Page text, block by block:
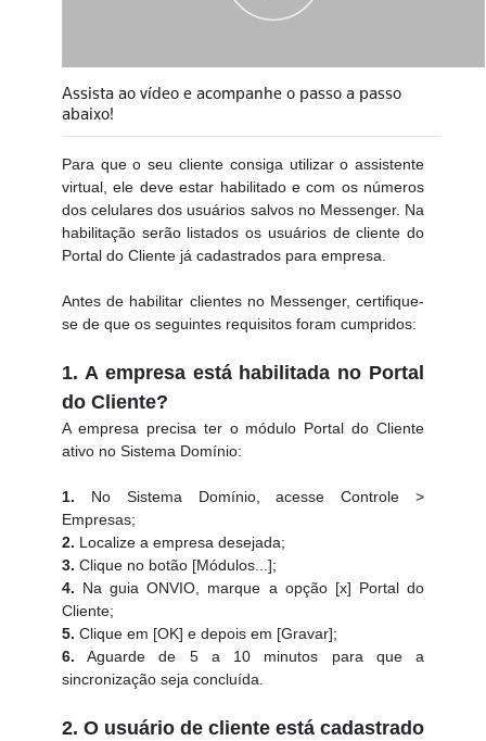
Assista ao vídeo e acompanhe o passo a passo
abaixo!
Para que o seu cliente consiga utilizar o assistente
virtual, ele deve estar habilitado e com os números
dos celulares dos usuários salvos no Messenger. Na
habilitação serão listados os usuários de cliente do
Portal do Cliente já cadastrados para empresa.
Antes de habilitar clientes no Messenger, certifique-
se de que os seguintes requisitos foram cumpridos:
1. A empresa está habilitada no Portal
do Cliente?
A empresa precisa ter o módulo Portal do Cliente
ativo no Sistema Domínio:
1. No Sistema Domínio, acesse Controle >
Empresas;
2. Localize a empresa desejada;
3. Clique no botão [Módulos...];
4. Na guia ONVIO, marque a opção [x] Portal do
Cliente;
5. Clique em [OK] e depois em [Gravar];
6. Aguarde de 5 a 10 minutos para que a
sincronização seja concluída.
2. O usuário de cliente está cadastrado